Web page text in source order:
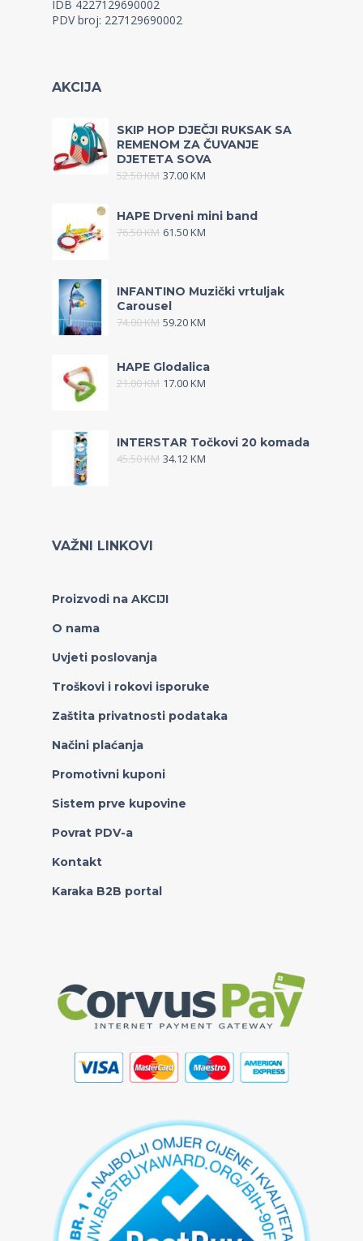
IDB 4227129690002
PDV broj: 227129690002
AKCIJA
SKIP HOP DJEČJI RUKSAK SA
REMENOM ZA ČUVANJE
DJETETA SOVA
52.50KM 37.00KM
HAPE Drveni mini band
76.50KM 61.50KM
INFANTINO Muzički vrtuljak
Carousel
74.00KM 59.20KM
HAPE Glodalica
21.00KM 17.00KM
INTERSTAR Točkovi 20 komada
45.50KM 34.12KM
VAŽNI LINKOVI
Proizvodi na AKCIJI
O nama
Uvjeti poslovanja
Troškovi i rokovi isporuke
Zaštita privatnosti podataka
Načini plaćanja
Promotivni kuponi
Sistem prve kupovine
Povrat PDV-a
Kontakt
Karaka B2B portal